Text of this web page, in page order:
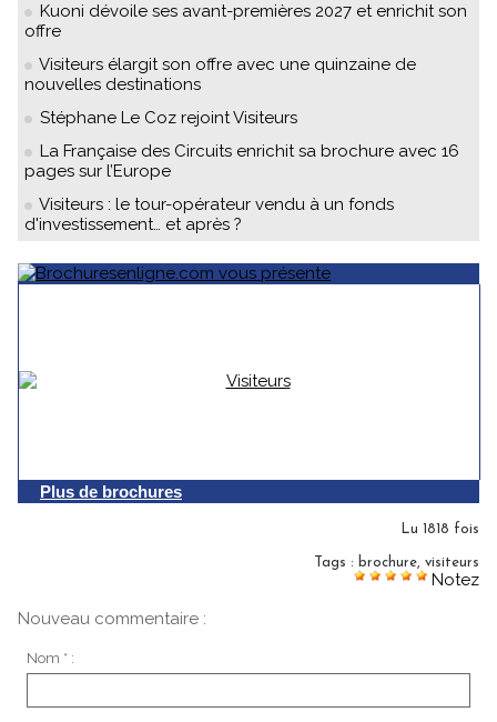
Kuoni dévoile ses avant-premières 2027 et enrichit son
offre
Visiteurs élargit son offre avec une quinzaine de
nouvelles destinations
Stéphane Le Coz rejoint Visiteurs
La Française des Circuits enrichit sa brochure avec 16
pages sur l’Europe
Visiteurs : le tour-opérateur vendu à un fonds
d'investissement… et après ?
Plus de brochures
Lu 1818 fois
Tags : brochure, visiteurs
Notez
Nouveau commentaire :
Nom * :